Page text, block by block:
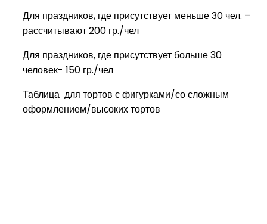
Для праздников, где присутствует меньше 30 чел. –
рассчитывают 200 гр./чел
Для праздников, где присутствует больше 30
человек- 150 гр./чел
Таблица для тортов с фигурками/со сложным
оформлением/высоких тортов